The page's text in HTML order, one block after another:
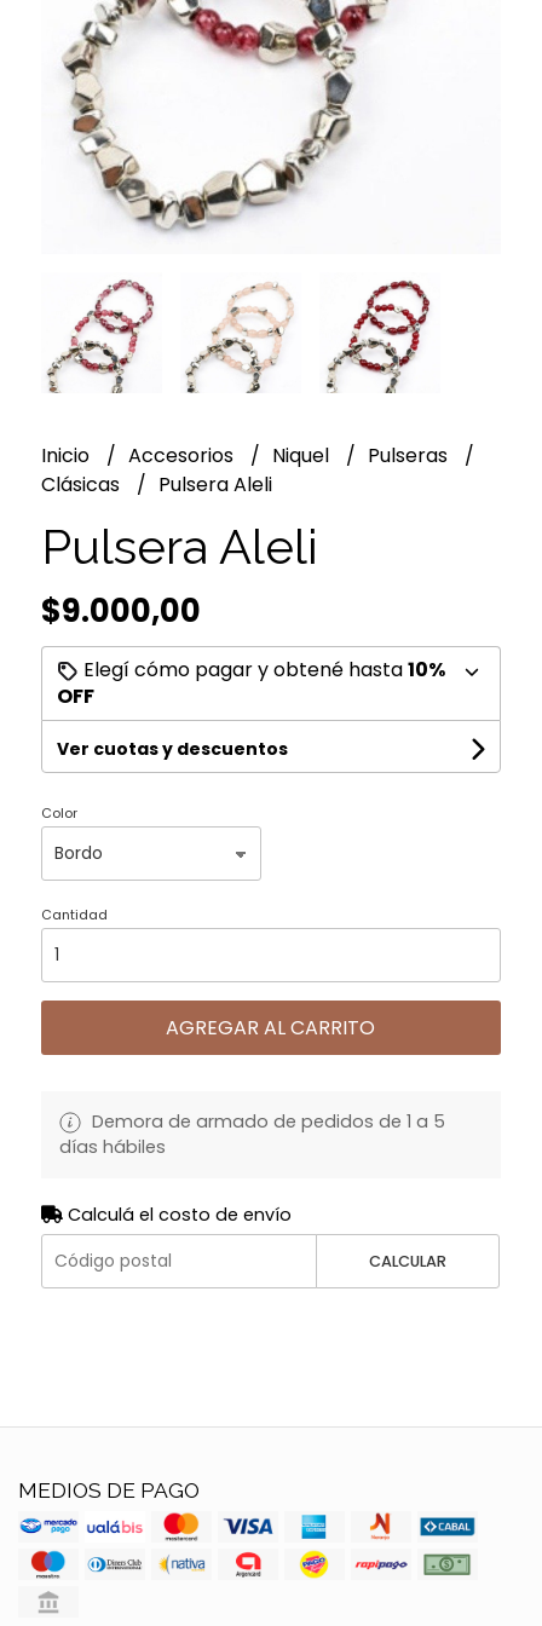
Inicio Accesorios Niquel
Pulseras
Clásicas
Pulsera Aleli
Pulsera Aleli
$9.000,00
Elegí cómo pagar y obtené hasta10%
OFF
Ver cuotas y descuentos
Color
Cantidad
AGREGAR AL CARRITO
Demora de armado de pedidos de 1 a 5
días hábiles
Calculá el costo de envío
CALCULAR
MEDIOS DE PAGO